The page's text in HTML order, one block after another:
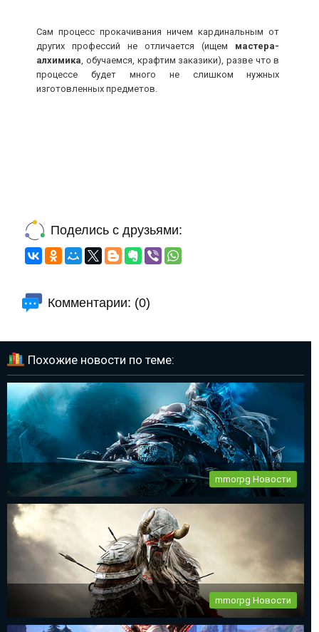
Сам процесс прокачивания ничем кардинальным от
других профессий не отличается (ищем мастера-
алхимика, обучаемся, крафтим заказики), разве что в
процессе будет много не слишком нужных
изготовленных предметов.
Поделись с друзьями:
Комментарии: (0)
Похожие новости по теме:
mmorpg Новости
World of Warcraft 11 день рождения
Все фанаты mmorpg World of Warcraft празднуют 11-ый день
рождения...
mmorpg Новости